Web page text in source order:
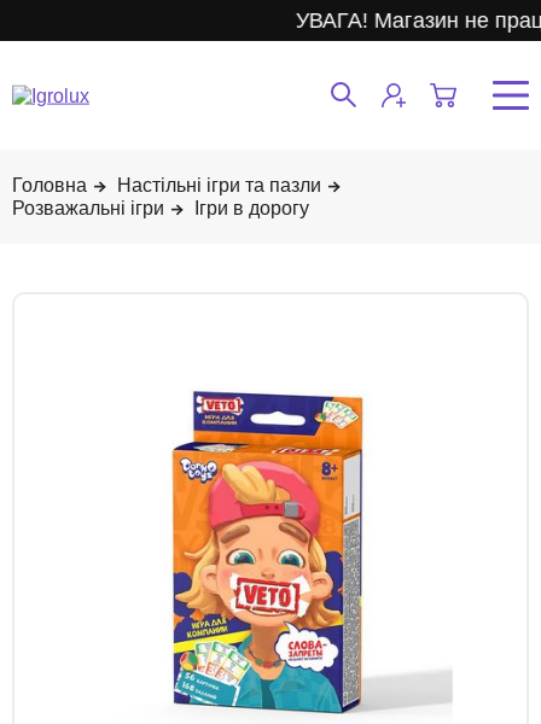
УВАГА! Магазин не
Настільні ігри та пазли
Розважальні ігри
Ігри в дорогу